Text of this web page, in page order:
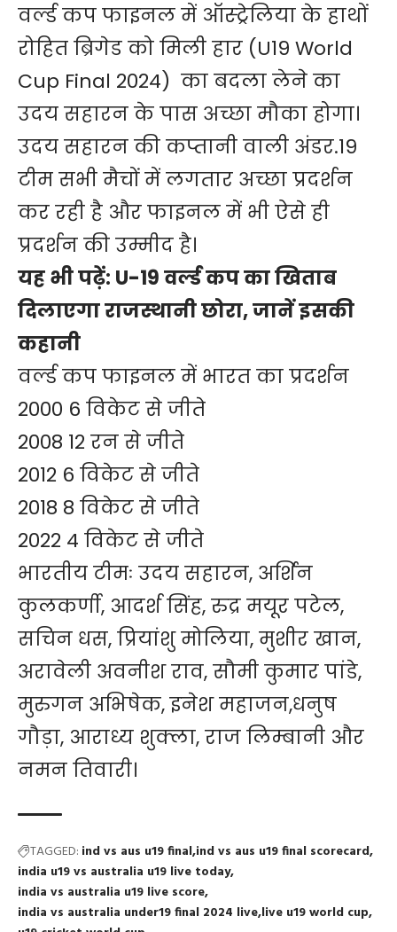
वर्ल्ड कप फाइनल में ऑस्ट्रेलिया के हाथों
रोहित ब्रिगेड को मिली हार (U19 World
Cup Final 2024) का बदला लेने का
उदय सहारन के पास अच्छा मौका होगा।
उदय सहारन की कप्तानी वाली अंडर.19
टीम सभी मैचों में लगतार अच्छा प्रदर्शन
कर रही है और फाइनल में भी ऐसे ही
प्रदर्शन की उम्मीद है।
यह भी पढ़ें: U-19 वर्ल्ड कप का खिताब
दिलाएगा राजस्थानी छोरा, जानें इसकी
कहानी
वर्ल्ड कप फाइनल में भारत का प्रदर्शन
2000 6 विकेट से जीते
2008 12 रन से जीते
2012 6 विकेट से जीते
2018 8 विकेट से जीते
2022 4 विकेट से जीते
भारतीय टीमः उदय सहारन, अर्शिन
कुलकर्णी, आदर्श सिंह, रुद्र मयूर पटेल,
सचिन धस, प्रियांशु मोलिया, मुशीर खान,
अरावेली अवनीश राव, सौमी कुमार पांडे,
मुरुगन अभिषेक, इनेश महाजन,धनुष
गौड़ा, आराध्य शुक्ला, राज लिम्बानी और
नमन तिवारी।
TAGGED: ind vs aus u19 final ind vs aus u19 final scorecard
india u19 vs australia u19 live today
india vs australia u19 live score
india vs australia under19 final 2024 live live u19 world cup